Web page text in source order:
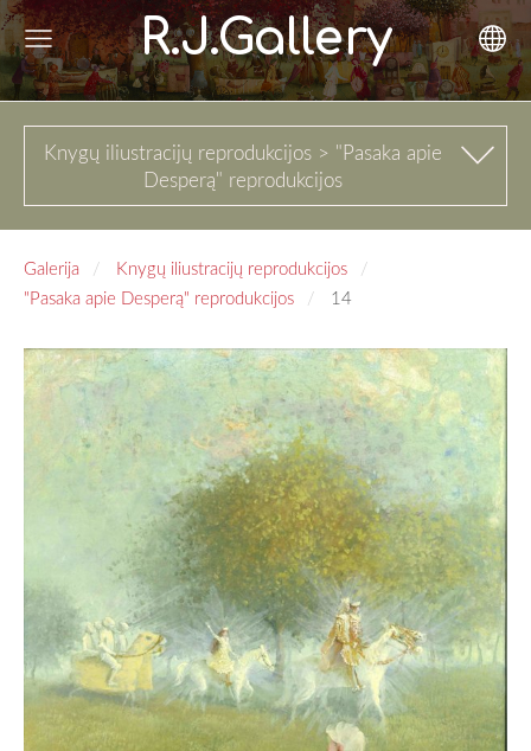
R.J.Gallery
Knygų iliustracijų reprodukcijos > "Pasaka apie
Desperą" reprodukcijos
Galerija
Knygų iliustracijų reprodukcijos
"Pasaka apie Desperą" reprodukcijos
14